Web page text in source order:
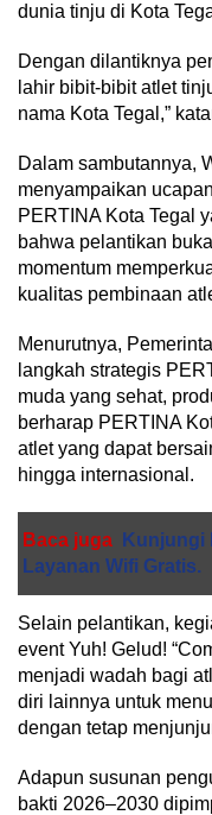
dunia tinju di Kota
Dengan dilantiknya
lahir bibit-bibit atlet
nama Kota Tegal,”
Dalam sambutannya,
menyampaikan
PERTINA Kota Tegal
bahwa pelantikan
momentum
kualitas pembinaan
Menurutnya,
langkah strategis
muda yang sehat,
berharap PERTINA
atlet yang dapat
hingga internasional.
Baca juga
Kunjungi
Layanan Wifi Gratis.
Selain pelantikan,
event Yuh! Gelud!
menjadi wadah bagi
diri lainnya untuk
dengan tetap
Adapun susunan
bakti 2026–2030